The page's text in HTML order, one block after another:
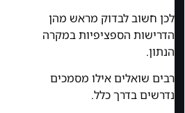
לכן חשוב לבדוק מראש מהן
הדרישות הספציפיות במקרה
הנתון.
רבים שואלים אילו מסמכים
נדרשים בדרך כלל.